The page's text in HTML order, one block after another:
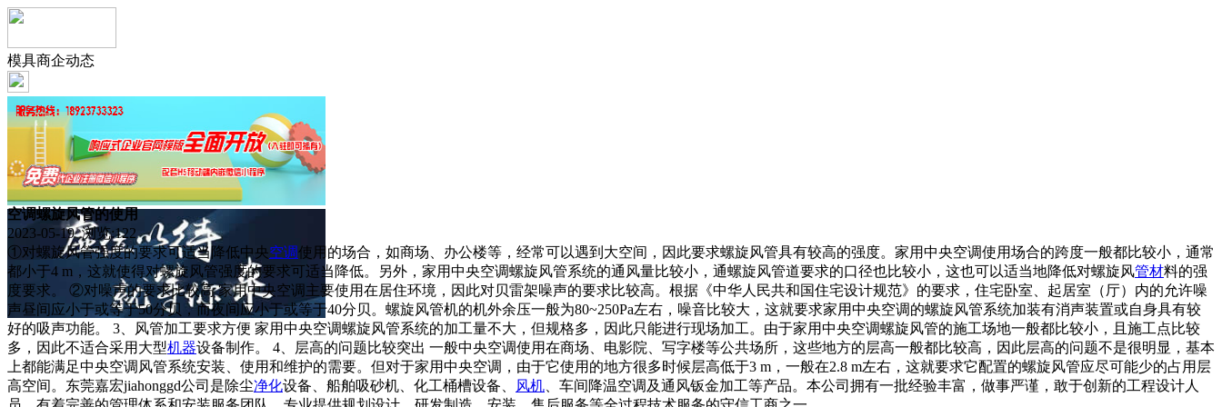
模具商企动态
空调螺旋风管的使用
2023-05-19 浏览:122
①对螺旋风管强度的要求可适当降低中央空调使用的场合，如商场、办公楼等，经常可以遇到大空间，因此要求螺旋风管具有较高的强度。家用中央空调使用场合的跨度一般都比较小，通常
都小于4 m，这就使得对螺旋风管强度的要求可适当降低。另外，家用中央空调螺旋风管系统的通风量比较小，通螺旋风管道要求的口径也比较小，这也可以适当地降低对螺旋风管材料的强
度要求。 ②对噪声的要求比较高 家用中央空调主要使用在居住环境，因此对贝雷架噪声的要求比较高。根据《中华人民共和国住宅设计规范》的要求，住宅卧室、起居室（厅）内的允许噪
声昼间应小于或等于50分贝，而夜间应小于或等于40分贝。螺旋风管机的机外余压一般为80~250Pa左右，噪音比较大，这就要求家用中央空调的螺旋风管系统加装有消声装置或自身具有较
好的吸声功能。 3、风管加工要求方便 家用中央空调螺旋风管系统的加工量不大，但规格多，因此只能进行现场加工。由于家用中央空调螺旋风管的施工场地一般都比较小，且施工点比较
多，因此不适合采用大型机器设备制作。 4、层高的问题比较突出 一般中央空调使用在商场、电影院、写字楼等公共场所，这些地方的层高一般都比较高，因此层高的问题不是很明显，基本
上都能满足中央空调风管系统安装、使用和维护的需要。但对于家用中央空调，由于它使用的地方很多时候层高低于3 m，一般在2.8 m左右，这就要求它配置的螺旋风管应尽可能少的占用层
高空间。东莞嘉宏jiahonggd公司是除尘净化设备、船舶吸砂机、化工桶槽设备、 风机 、车间降温空调及通风钣金加工等产品。本公司拥有一批经验丰富，做事严谨，敢于创新的工程设计人